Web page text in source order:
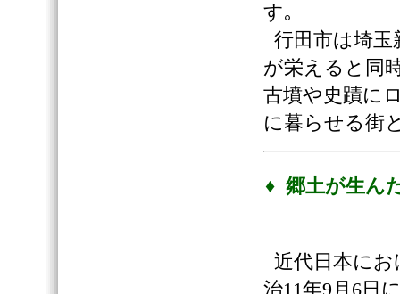
す｡
行田市は埼
が栄えると同
古墳や史蹟に
に暮らせる街
♦ 郷土が生ん
近代日本にお
治11年9月6日